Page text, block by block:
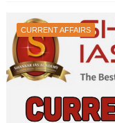
CURRENT AFFAIRS